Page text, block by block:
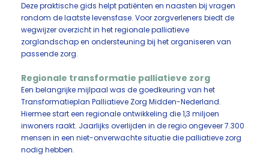
Deze praktische gids helpt patiënten en naasten bij vragen
rondom de laatste levensfase. Voor zorgverleners biedt de
wegwijzer overzicht in het regionale palliatieve
zorglandschap en ondersteuning bij het organiseren van
passende zorg.
Regionale transformatie palliatieve zorg
Een belangrijke mijlpaal was de goedkeuring van het
Transformatieplan Palliatieve Zorg Midden-Nederland.
Hiermee start een regionale ontwikkeling die 1,3 miljoen
inwoners raakt. Jaarlijks overlijden in de regio ongeveer 7.300
mensen in een niet-onverwachte situatie die palliatieve zorg
nodig hebben.